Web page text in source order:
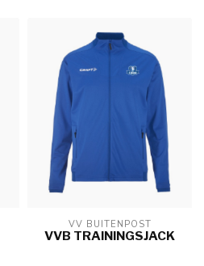
VV BUITENPOST
VVB TRAININGSJACK